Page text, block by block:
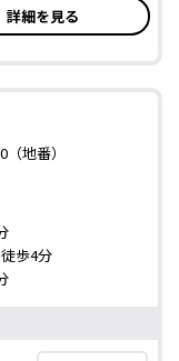
詳細を見る
地番）
歩4分